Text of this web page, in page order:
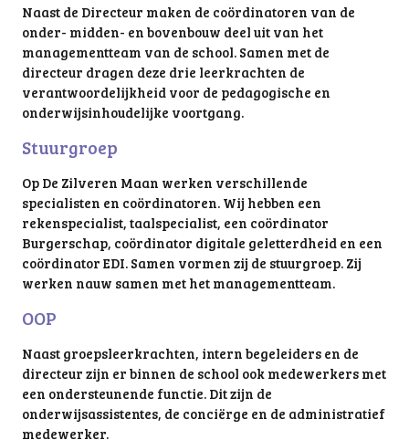
Naast de Directeur maken de coördinatoren van de
onder- midden- en bovenbouw deel uit van het
managementteam van de school. Samen met de
directeur dragen deze drie leerkrachten de
verantwoordelijkheid voor de pedagogische en
onderwijsinhoudelijke voortgang.
Stuurgroep
Op De Zilveren Maan werken verschillende
specialisten en coördinatoren. Wij hebben een
rekenspecialist, taalspecialist, een coördinator
Burgerschap, coördinator digitale geletterdheid en een
coördinator EDI. Samen vormen zij de stuurgroep. Zij
werken nauw samen met het managementteam.
OOP
Naast groepsleerkrachten, intern begeleiders en de
directeur zijn er binnen de school ook medewerkers met
een ondersteunende functie. Dit zijn de
onderwijsassistentes, de conciërge en de administratief
medewerker.